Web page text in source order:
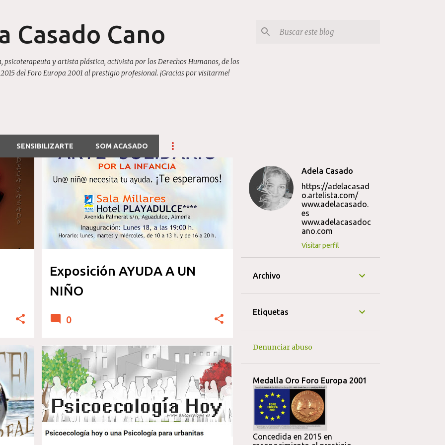
Casado Cano
psicoterapeuta y artista plástica, activista por los Derechos Humanos, de los
del Foro Europa 2001 al prestigio profesional. ¡Gracias por visitarme!
SENSIBILIZARTE SOM ACASADO
Exposición AYUDA A UN
NIÑO
SENSIBILIZARTE
0
ECOLOGIA
Adela Casado
https://adelacasad
o.artelista.com/
www.adelacasado.
es
www.adelacasadoc
ano.com
Visitar perfil
Archivo
Etiquetas
Denunciar abuso
Medalla Oro Foro Europa 2001
Concedida en 2015 en